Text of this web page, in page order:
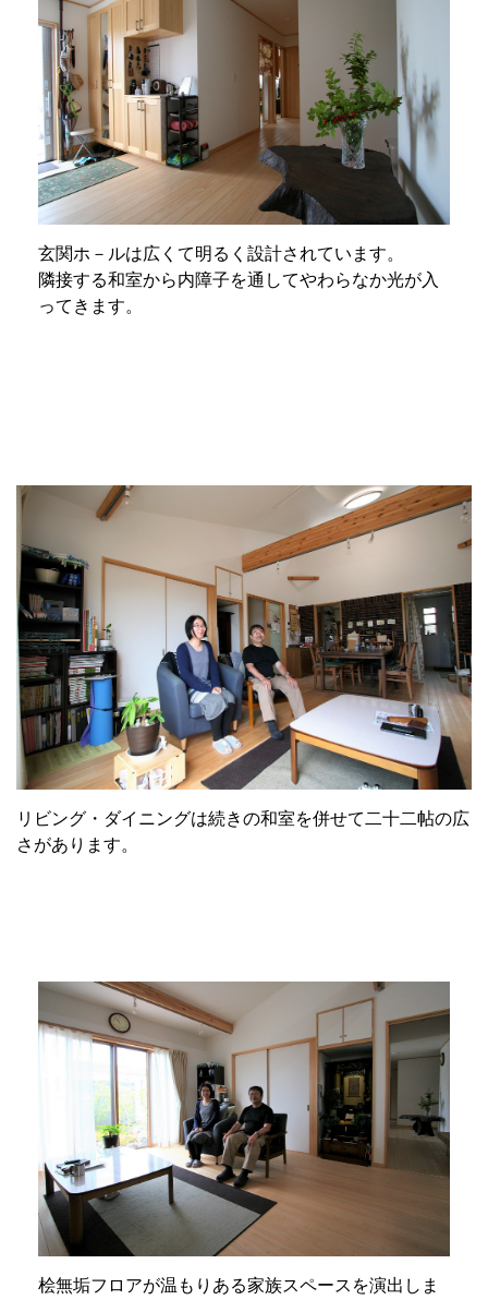
玄関ホ－ルは広くて明るく設計されています。
隣接する和室から内障子を通してやわらなか光が入
ってきます。
リビング・ダイニングは続きの和室を併せて二十二帖の広
さがあります。
桧無垢フロアが温もりある家族スペースを演出しま